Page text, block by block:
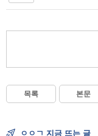
목록 본문
ㅇㅇㄱ 지금 뜨는 글